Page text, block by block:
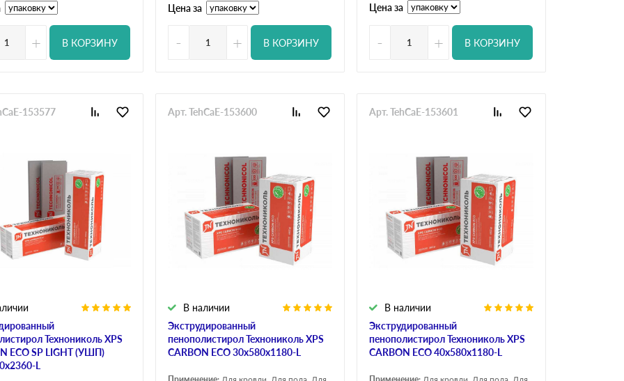
+ В КОРЗИНУ
Цена за
- + В КОРЗИНУ
Цена за
- + В КОРЗИНУ
Технониколь XPS
ECO SP LIGHT (УШП)
L
153577
Экструдированный
пенополистирол Технониколь XPS
CARBON ECO 30х580х1180-L
В наличии
Арт. TehCaE-153600
Экструдированный
пенополистирол Технониколь XPS
CARBON ECO 40х580х1180-L
В наличии
Арт. TehCaE-153601